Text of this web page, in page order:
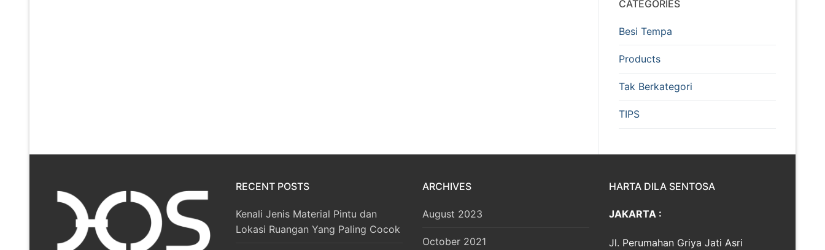
CATEGORIES
Besi Tempa
Products
Tak Berkategori
TIPS
RECENT POSTS
Kenali Jenis Material Pintu dan
Lokasi Ruangan Yang Paling Cocok
ARCHIVES
August 2023
October 2021
HARTA DILA SENTOSA
JAKARTA :
Jl. Perumahan Griya Jati Asri